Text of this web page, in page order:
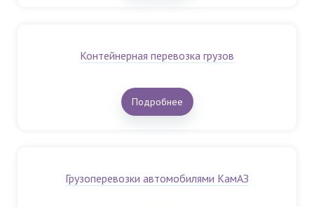
Контейнерная перевозка грузов
Подробнее
Грузоперевозки автомобилями КамАЗ